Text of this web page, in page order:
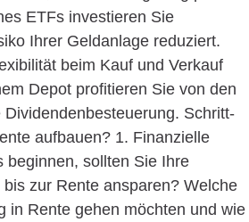
ETFs investieren Sie
Ihrer Geldanlage reduziert.
beim Kauf und Verkauf
Depot profitieren Sie von den
Schritt-
aufbauen? 1. Finanzielle
beginnen, sollten Sie Ihre
zur Rente ansparen? Welche
in Rente gehen möchten und wie